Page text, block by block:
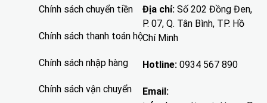
Chính sách chuyển tiền
Chính sách thanh toán hộ
Chính sách nhập hàng
Chính sách vận chuyển
Địa chỉ: Số 202 Đồng Đen,
P. 07, Q. Tân Bình, TP. Hồ
Chí Minh
Hotline: 0934 567 890
Email: